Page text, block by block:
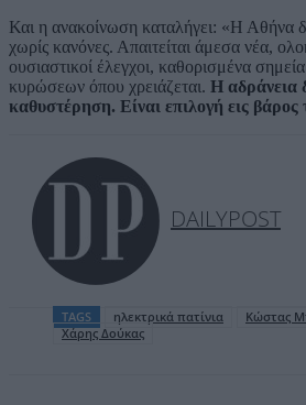
Και η ανακοίνωση καταλήγει: «Η Αθήνα
χωρίς κανόνες. Απαιτείται άμεσα νέα,
ουσιαστικοί έλεγχοι, καθορισμένα
κυρώσεων όπου χρειάζεται. Η αδράνεια
καθυστέρηση. Είναι επιλογή εις βάρος
DAILYPOST
TAGS ηλεκτρικά πατίνια
Κώστας
Χάρης Δούκας